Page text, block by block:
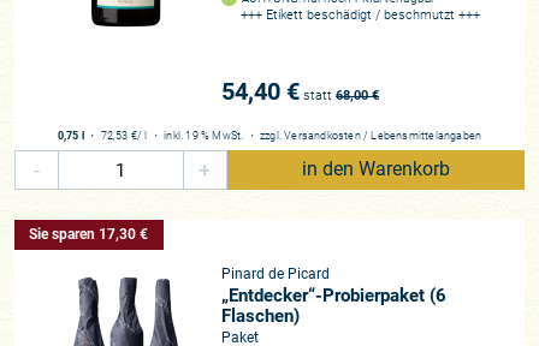
+++ Etikett beschädigt / beschmutzt +++
54,40 € statt 68,00€
0,75 l ・ 72,53 €/ l ・inkl. 19 % MwSt. ・ zzgl.Versandkosten / Lebensmittelangaben
- + in den Warenkorb
Sie sparen 17,30 €
Pinard de Picard
„Entdecker“-Probierpaket (6
Flaschen)
Paket